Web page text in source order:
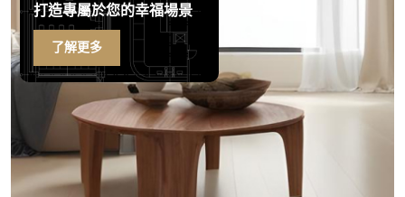
打造專屬於您的幸福場景
了解更多